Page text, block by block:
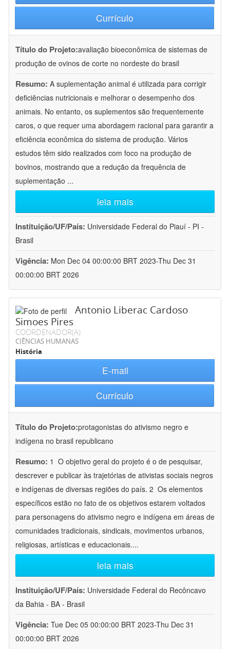
Currículo
Título do Projeto:avaliação bioeconômica de sistemas de
produção de ovinos de corte no nordeste do brasil
Resumo: A suplementação animal é utilizada para corrigir
deficiências nutricionais e melhorar o desempenho dos
animais. No entanto, os suplementos são frequentemente
caros, o que requer uma abordagem racional para garantir a
eficiência econômica do sistema de produção. Vários
estudos têm sido realizados com foco na produção de
bovinos, mostrando que a redução da frequência de
suplementação ...
leia mais
Instituição/UF/País: Universidade Federal do Piauí - PI -
Brasil
Vigência: Mon Dec 04 00:00:00 BRT 2023-Thu Dec 31
00:00:00 BRT 2026
Antonio Liberac Cardoso
Simoes Pires
COORDENADOR(A)
CIÊNCIAS HUMANAS
História
E-mail
Currículo
Título do Projeto:protagonistas do ativismo negro e
indígena no brasil republicano
Resumo: 1  O objetivo geral do projeto é o de pesquisar,
descrever e publicar às trajetórias de ativistas sociais negros
e indígenas de diversas regiões do país. 2  Os elementos
específicos estão no fato de os objetivos estarem voltados
para personagens do ativismo negro e indígena em áreas de
comunidades tradicionais, sindicais, movimentos urbanos,
religiosas, artísticas e educacionais....
leia mais
Instituição/UF/País: Universidade Federal do Recôncavo
da Bahia - BA - Brasil
Vigência: Tue Dec 05 00:00:00 BRT 2023-Thu Dec 31
00:00:00 BRT 2026